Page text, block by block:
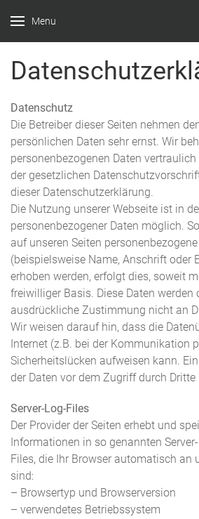
Menu
Datenschutz
Die Betreiber dieser Seiten nehmen
persönlichen Daten sehr ernst. Wir
personenbezogenen Daten
der gesetzlichen
dieser Datenschutzerklärung.
Die Nutzung unserer Webseite ist in
personenbezogener Daten möglich.
auf unseren Seiten
(beispielsweise Name, Anschrift oder
erhoben werden, erfolgt dies, soweit
freiwilliger Basis. Diese Daten werden
ausdrückliche Zustimmung nicht an
Wir weisen darauf hin, dass die
Internet (z.B. bei der Kommunikation
Sicherheitslücken aufweisen kann.
der Daten vor dem Zugriff durch
Server-Log-Files
Der Provider der Seiten erhebt und
Informationen in so genannten
Files, die Ihr Browser automatisch an
sind:
– Browsertyp und Browserversion
– verwendetes Betriebssystem